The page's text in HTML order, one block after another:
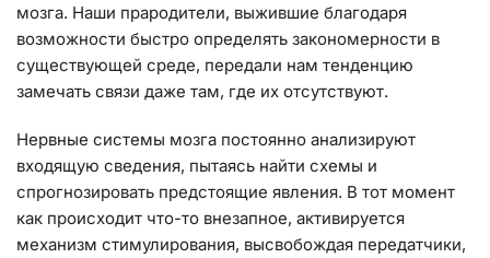
мозга. Наши прародители, выжившие благодаря
возможности быстро определять закономерности в
существующей среде, передали нам тенденцию
замечать связи даже там, где их отсутствуют.
Нервные системы мозга постоянно анализируют
входящую сведения, пытаясь найти схемы и
спрогнозировать предстоящие явления. В тот момент
как происходит что-то внезапное, активируется
механизм стимулирования, высвобождая передатчики,